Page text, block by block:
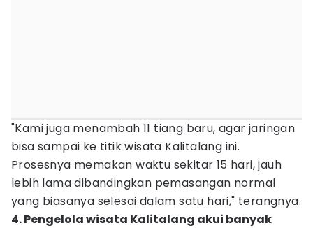
"Kami juga menambah 11 tiang baru, agar jaringan
bisa sampai ke titik wisata Kalitalang ini.
Prosesnya memakan waktu sekitar 15 hari, jauh
lebih lama dibandingkan pemasangan normal
yang biasanya selesai dalam satu hari," terangnya.
4. Pengelola wisata Kalitalang akui banyak